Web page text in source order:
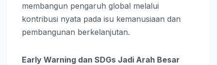
membangun pengaruh global melalui
kontribusi nyata pada isu kemanusiaan dan
pembangunan berkelanjutan.
Early Warning dan SDGs Jadi Arah Besar